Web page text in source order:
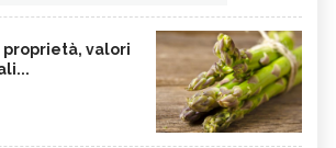
proprietà, valori